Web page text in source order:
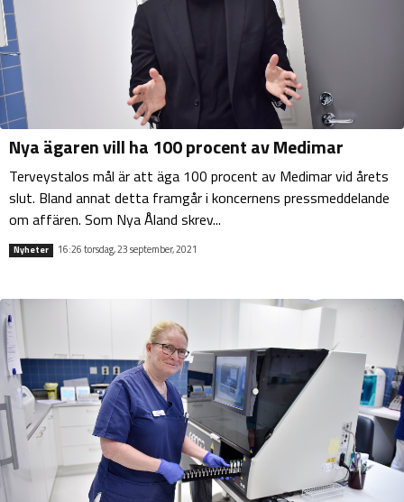
Nya ägaren vill ha 100 procent av Medimar
Terveystalos mål är att äga 100 procent av Medimar vid årets
slut. Bland annat detta framgår i koncernens pressmeddelande
om affären. Som Nya Åland skrev...
Nyheter 16:26 torsdag, 23 september, 2021